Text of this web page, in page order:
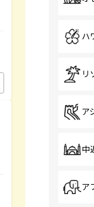
ハ
リ
ア
中
ア